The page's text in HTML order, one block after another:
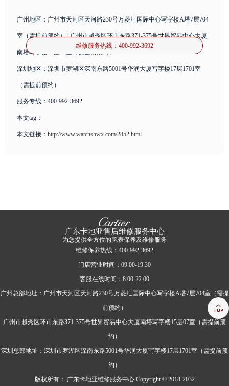
维修服务热线： 400-992-3692
广州地区：广州市天河区天河路230号万菱汇国际中心写字楼A塔7层704
室（需提前预约） | 广州市越秀区环市东路371-375号世界贸易中心大厦
南塔写字楼15层07室（需提前预约）
深圳地区：深圳市罗湖区深南东路5001号华润大厦写字楼17层1701室
（需提前预约）
服务专线：400-992-3692
本文tag：
本文链接： http://www.watchshwx.com/2852.html
广东卡地亚售后维修服务中心
为您提供全方位的腕表保养及维修服务
维修保养热线：400-992-3692
门店营业时间：09:00-19:30
客服在线时间：8:00-22:00
广州总部地址：广州市天河区天河路230号万菱汇国际中心写字楼A塔7层704室（需提
前预约）
广州市越秀区环市东路371-375号世界贸易中心大厦南塔写字楼15层07室（需提前预
约）
深圳总部地址：深圳市罗湖区深南东路5001号华润大厦写字楼17层1701室（需提前预
约）
版权所有：
广东卡地亚维修服务中心 Copyright © 2018-2032
